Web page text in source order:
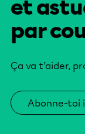
et
par
Ça va t’aider,
Abonne-toi